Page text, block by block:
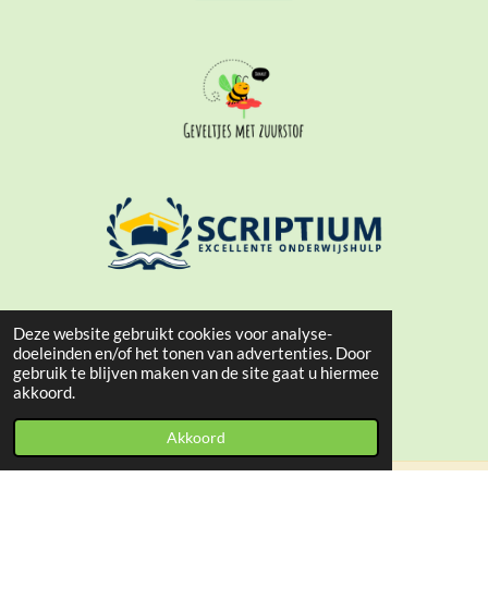
Deze website gebruikt cookies voor analyse-
doeleinden en/of het tonen van advertenties. Door
gebruik te blijven maken van de site gaat u hiermee
akkoord.
Akkoord